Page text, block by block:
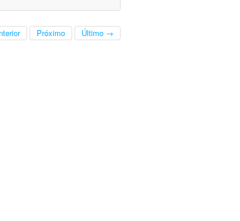
Próximo Último →